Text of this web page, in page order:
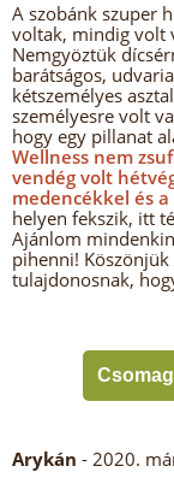
A szobánk szuper
voltak, mindig volt
Nemgyöztük
barátságos,
kétszemélyes
személyesre volt
hogy egy pillanat
Wellness nem
vendég volt
medencékkel és
helyen fekszik, itt
Ajánlom
pihenni! Köszönjük
tulajdonosnak,
Arykán - 2020.